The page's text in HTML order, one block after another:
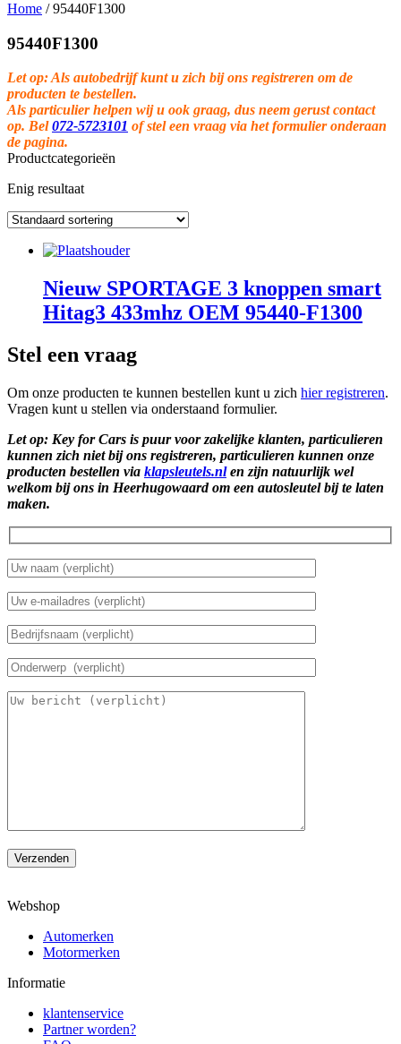
Home /95440F1300
95440F1300
Let op: Als autobedrijf kunt u zich bij ons registreren om de
producten te bestellen.
Als particulier helpen wij u ook graag, dus neem gerust contact
op. Bel072-5723101 of stel een vraag via het formulier onderaan
de pagina.
Productcategorieën
Enig resultaat
Nieuw SPORTAGE 3 knoppen smart
Hitag3 433mhz OEM 95440-F1300
Stel een vraag
Om onze producten te kunnen bestellen kunt u zich hier registreren.
Vragen kunt u stellen via onderstaand formulier.
Let op: Key for Cars is puur voor zakelijke klanten, particulieren
kunnen zich niet bij ons registreren, particulieren kunnen onze
producten bestellen via klapsleutels.nlen zijn natuurlijk wel
welkom bij ons in Heerhugowaard om een autosleutel bij te laten
maken.
Verzenden
Webshop
Automerken
Motormerken
Informatie
klantenservice
Partner worden?